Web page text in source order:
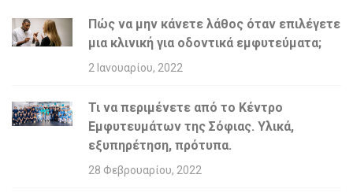
Πώς να μην κάνετε λάθος όταν επιλέγετε
μια κλινική για οδοντικά εμφυτεύματα;
2 Ιανουαρίου, 2022
Τι να περιμένετε από το Κέντρο
Εμφυτευμάτων της Σόφιας. Υλικά,
εξυπηρέτηση, πρότυπα.
28 Φεβρουαρίου, 2022